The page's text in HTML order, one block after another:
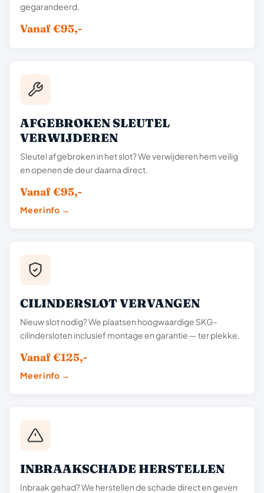
gegarandeerd.
Vanaf €95,-
AFGEBROKEN SLEUTEL
VERWIJDEREN
Sleutel afgebroken in het slot? We verwijderen hem veilig
en openen de deur daarna direct.
Vanaf €95,-
Meer info →
CILINDERSLOT VERVANGEN
Nieuw slot nodig? We plaatsen hoogwaardige SKG-
cilindersloten inclusief montage en garantie — ter plekke.
Vanaf €125,-
Meer info →
INBRAAKSCHADE HERSTELLEN
Inbraak gehad? We herstellen de schade direct en geven